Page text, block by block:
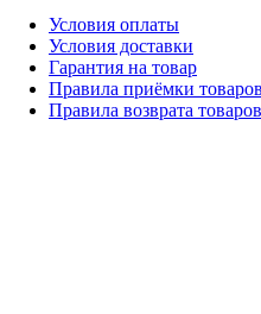
Условия оплаты
Условия доставки
Гарантия на товар
Правила приёмки товаров
Правила возврата товаров